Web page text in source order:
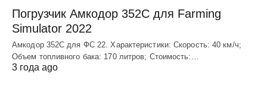
Погрузчик Амкодор 352С для Farming
Simulator 2022
Амкодор 352С для ФС 22. Характеристики: Скорость: 40 км/ч;
Объем топливного бака: 170 литров; Стоимость:…
3 года ago